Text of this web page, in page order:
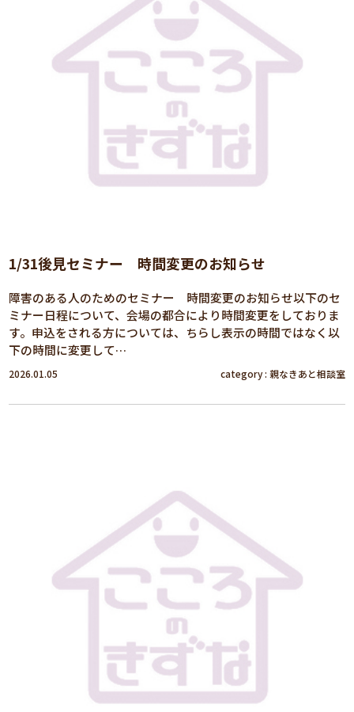
1/31後見セミナー 時間変更のお知らせ
障害のある人のためのセミナー 時間変更のお知らせ以下のセ
ミナー日程について、会場の都合により時間変更をしておりま
す。申込をされる方については、ちらし表示の時間ではなく以
下の時間に変更して…
2026.01.05 category : 親なきあと相談室